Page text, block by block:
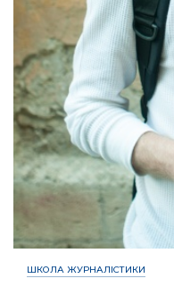
ШКОЛА ЖУРНАЛІСТИКИ